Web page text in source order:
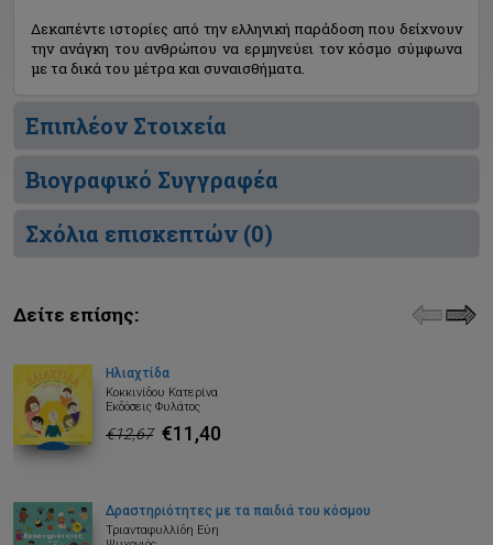
Δεκαπέντε ιστορίες από την ελληνική παράδοση που δείχνουν
την ανάγκη του ανθρώπου να ερμηνεύει τον κόσμο σύμφωνα
με τα δικά του μέτρα και συναισθήματα.
Επιπλέον Στοιχεία
Βιογραφικό Συγγραφέα
Σχόλια επισκεπτών (0)
Δείτε επίσης:
Ηλιαχτίδα
Κοκκινίδου Κατερίνα
Εκδόσεις Φυλάτος
€12,67 €11,40
Δραστηριότητες με τα παιδιά του κόσμου
Τριανταφυλλίδη Εύη